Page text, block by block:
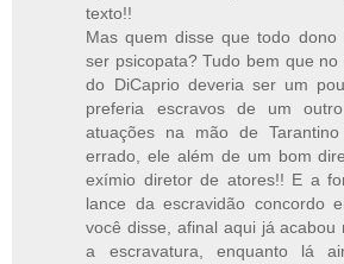
texto!!
Mas quem disse que todo dono
ser psicopata? Tudo bem que
do DiCaprio deveria ser um
preferia escravos de um
atuações na mão de
errado, ele além de um bom
exímio diretor de atores!! E a
lance da escravidão concordo
você disse, afinal aqui já acabou
a escravatura, enquanto lá